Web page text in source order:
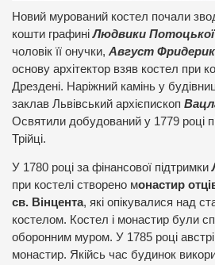
Новий мурований костел почали
кошти графиніЛюдвики Потоцької
чоловік її онучки, Август
основу архітектор взяв костел при
Дрездені. Наріжний камінь у
заклав Львівський архієпископ
Освятили добудований у 1779 році
Трійці.
У 1780 році за фінансової підтримки
при костелі створено монастир
св. Вінцента, які опікувалися над
костелом. Костел і монастир були
оборонним муром. У 1785 році
монастир. Якійсь час будинок